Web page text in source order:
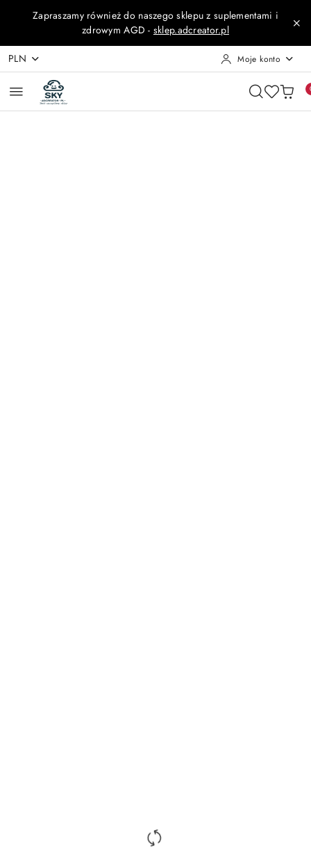
Przejdź do treści głównej
Przejdź do wyszukiwarki
Przejdź do moje konto
Przejdź do menu głównego
Przejdź do opisu produktu
Przejdź do stopki
Zapraszamy również do naszego sklepu z suplementami i
zdrowym AGD - sklep.adcreator.pl
PLN Moje konto